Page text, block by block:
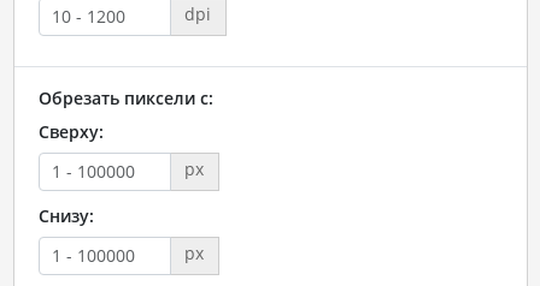
dpi
Обрезать пиксели с:
Сверху:
px
Снизу:
px